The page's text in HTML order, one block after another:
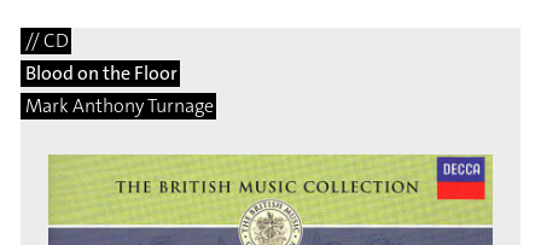
// CD
Blood on the Floor
Mark Anthony Turnage